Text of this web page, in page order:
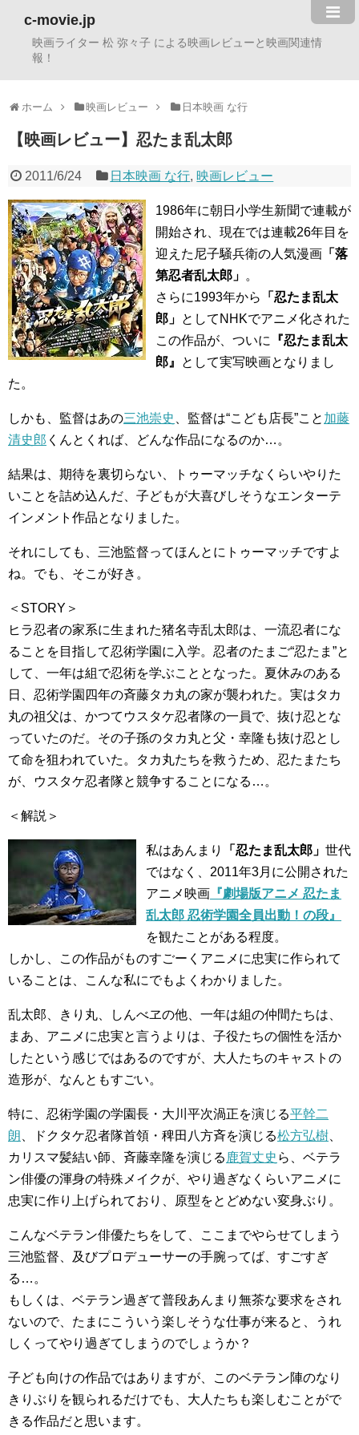
c-movie.jp
映画ライター 松 弥々子 による映画レビューと映画関連情
報！
ホーム 映画レビュー 日本映画 な行
【映画レビュー】忍たま乱太郎
2011/6/24 日本映画 な行, 映画レビュー
1986年に朝日小学生新聞で連載が
開始され、現在では連載26年目を
迎えた尼子騒兵衛の人気漫画 「落
第忍者乱太郎」 。
さらに1993年から
「忍たま乱太
郎」 としてNHKでアニメ化された
この作品が、ついに
『忍たま乱太
郎』
として実写映画となりまし
た。
しかも、監督はあの三池崇史 、監督は“こども店長”こと 加藤
清史郎 くんとくれば、どんな作品になるのか…。
結果は、期待を裏切らない、トゥーマッチなくらいやりた
いことを詰め込んだ、子どもが大喜びしそうなエンターテ
インメント作品となりました。
それにしても、三池監督ってほんとにトゥーマッチですよ
ね。でも、そこが好き。
＜STORY＞
ヒラ忍者の家系に生まれた猪名寺乱太郎は、一流忍者にな
ることを目指して忍術学園に入学。忍者のたまご“忍たま”と
して、一年は組で忍術を学ぶこととなった。夏休みのある
日、忍術学園四年の斉藤タカ丸の家が襲われた。実はタカ
丸の祖父は、かつてウスタケ忍者隊の一員で、抜け忍とな
っていたのだ。その子孫のタカ丸と父・幸隆も抜け忍とし
て命を狙われていた。タカ丸たちを救うため、忍たまたち
が、ウスタケ忍者隊と競争することになる…。
＜解説＞
私はあんまり 「忍たま乱太郎」 世代
ではなく、2011年3月に公開された
アニメ映画 『劇場版アニメ 忍たま
乱太郎 忍術学園全員出動！の段』
を観たことがある程度。
しかし、この作品がものすごーくアニメに忠実に作られて
いることは、こんな私にでもよくわかりました。
乱太郎、きり丸、しんべヱの他、一年は組の仲間たちは、
まあ、アニメに忠実と言うよりは、子役たちの個性を活か
したという感じではあるのですが、大人たちのキャストの
造形が、なんともすごい。
特に、忍術学園の学園長・大川平次渦正を演じる平幹二
朗 、ドクタケ忍者隊首領・稗田八方斉を演じる松方弘樹
カリスマ髪結い師、斉藤幸隆を演じる 鹿賀丈史 ら、ベテラ
ン俳優の渾身の特殊メイクが、やり過ぎなくらいアニメに
忠実に作り上げられており、原型をとどめない変身ぶり。
こんなベテラン俳優たちをして、ここまでやらせてしまう
三池監督、及びプロデューサーの手腕ってば、すごすぎ
る…。
もしくは、ベテラン過ぎて普段あんまり無茶な要求をされ
ないので、たまにこういう楽しそうな仕事が来ると、うれ
しくってやり過ぎてしまうのでしょうか？
子ども向けの作品ではありますが、このベテラン陣のなり
きりぶりを観られるだけでも、大人たちも楽しむことがで
きる作品だと思います。